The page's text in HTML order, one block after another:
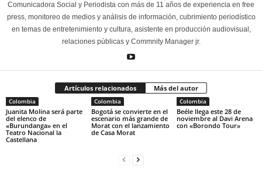
Comunicadora Social y Periodista con más de 11 años de experiencia en free
press, monitoreo de medios y análisis de información, cubrimiento periodístico
en temas de entretenimiento y cultura, asistente en producción audiovisual,
relaciones públicas y Commnity Manager jr.
Artículos relacionados Más del autor
Colombia
Juanita Molina será parte
del elenco de
«Burundanga» en el
Teatro Nacional la
Castellana
Colombia
Bogotá se convierte en el
escenario más grande de
Morat con el lanzamiento
de Casa Morat
Colombia
Beéle llega este 28 de
noviembre al Davi Arena
con «Borondo Tour»